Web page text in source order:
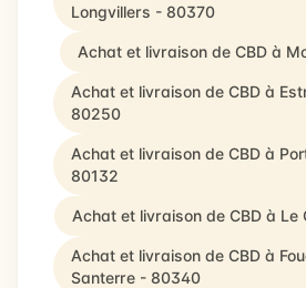
Longvillers - 80370
Achat et livraison de CBD à
Achat et livraison de CBD à
80250
Achat et livraison de CBD à
80132
Achat et livraison de CBD à
Achat et livraison de CBD à
Santerre - 80340